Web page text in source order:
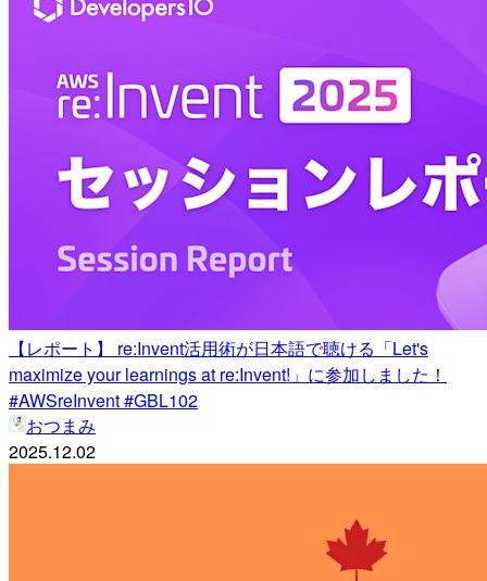
【レポート】 re:Invent活用術が日本語で聴ける「Let's
maximize your learnings at re:Invent!」に参加しました！
#AWSreInvent #GBL102
おつまみ
2025.12.02